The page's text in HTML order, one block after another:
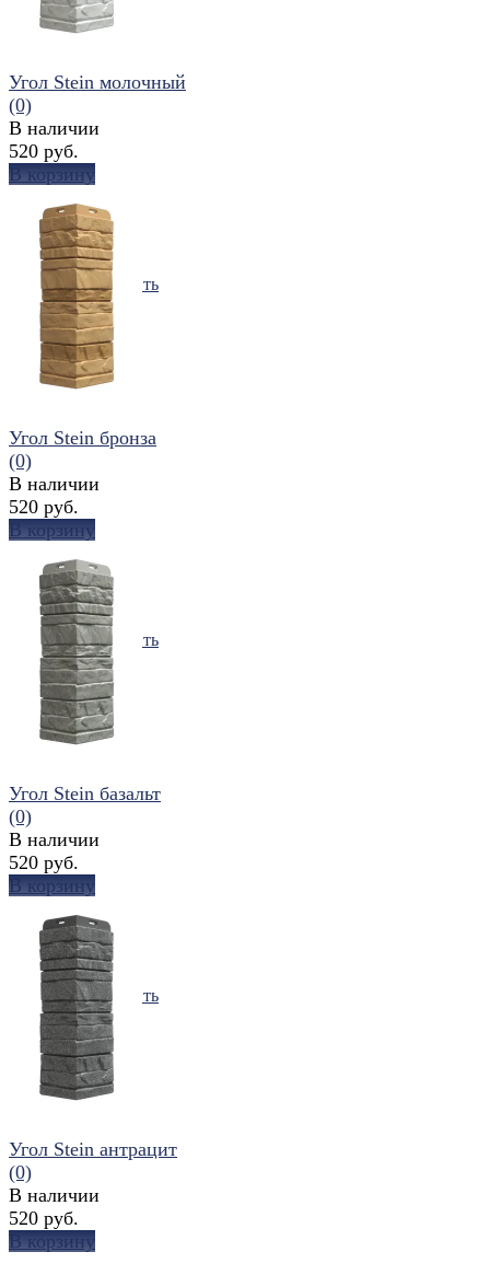
избранное сравнить
Угол Stein молочный
(0)
В наличии
520 руб.
В корзину
избранное сравнить
Угол Stein бронза
(0)
В наличии
520 руб.
В корзину
избранное сравнить
Угол Stein базальт
(0)
В наличии
520 руб.
В корзину
Угол Stein антрацит
(0)
В наличии
520 руб.
В корзину